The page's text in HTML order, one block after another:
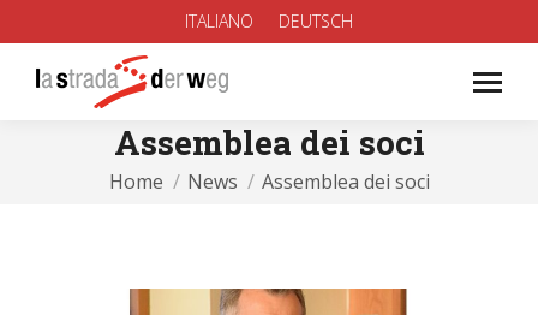
ITALIANO DEUTSCH
Assemblea dei soci
You are here:
Home News Assemblea dei soci